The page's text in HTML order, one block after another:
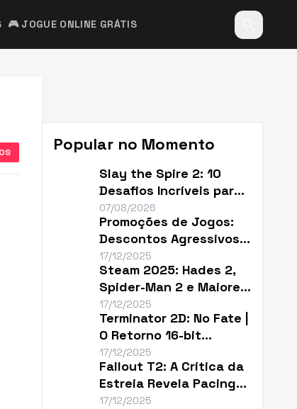
🎮 JOGUE ONLINE GRÁTIS
Popular no Momento
Slay the Spire 2: 10
Desafios Incríveis para
Renovar o Jogo
07/08/2026
Promoções de Jogos:
Descontos Agressivos e
Sem Filler
17/12/2025
Steam 2025: Hades 2,
Spider-Man 2 e Maiores
Descontos do Ano
17/12/2025
Terminator 2D: No Fate |
O Retorno 16-bit
Perfeito de T2
17/12/2025
Fallout T2: A Crítica da
Estreia Revela Pacing
Lento
17/12/2025